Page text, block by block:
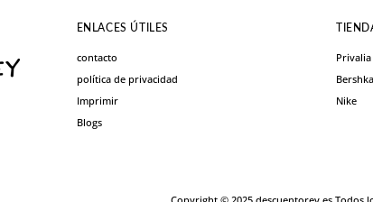
ENLACES ÚTILES
contacto
política de privacidad
Imprimir
Blogs
Privalia
Bershka
Nike